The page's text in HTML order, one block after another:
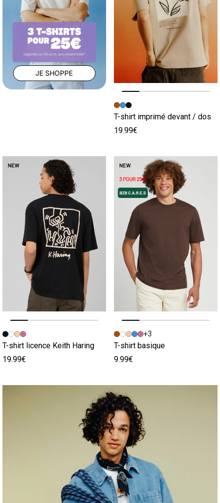
JE SHOPPE
Image précédente
Image suivante
T-shirt imprimé devant / dos
19.99€
Image précédente
Image suivante
T-shirt licence Keith Haring
19.99€
Image précédente
Image suivante
+3
T-shirt basique
9.99€